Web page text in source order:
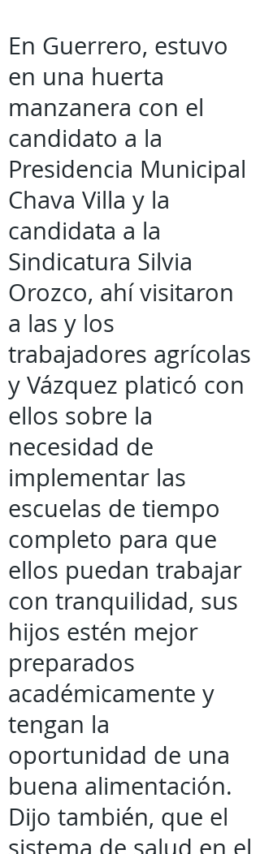
En Guerrero, estuvo
en una huerta
manzanera con el
candidato a la
Presidencia Municipal
Chava Villa y la
candidata a la
Sindicatura Silvia
Orozco, ahí visitaron
a las y los
trabajadores agrícolas
y Vázquez platicó con
ellos sobre la
necesidad de
implementar las
escuelas de tiempo
completo para que
ellos puedan trabajar
con tranquilidad, sus
hijos estén mejor
preparados
académicamente y
tengan la
oportunidad de una
buena alimentación.
Dijo también, que el
sistema de salud en el